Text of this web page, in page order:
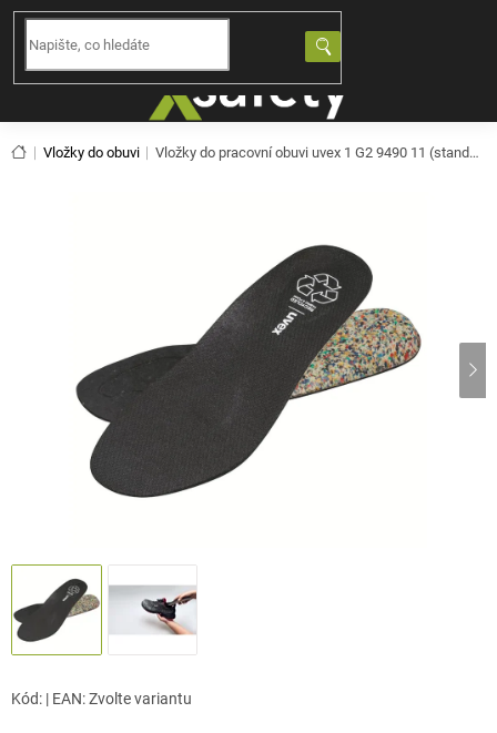
Přejít
obsah
Domů
Vložky do obuvi Vložky do pracovní obuvi uvex 1 G2 9490 11 (standardní)
Kód: | EAN:Zvolte variantu